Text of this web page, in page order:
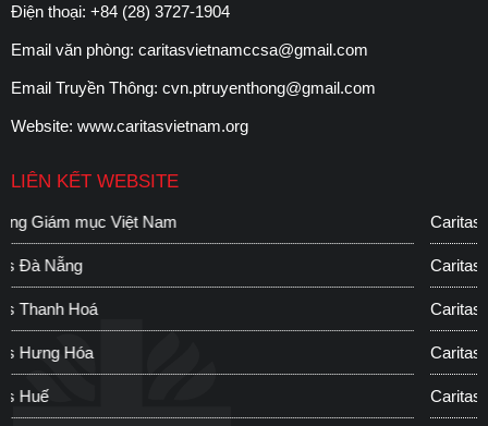
Điện thoại: +84 (28) 3727-1904
Email văn phòng: caritasvietnamccsa@gmail.com
Email Truyền Thông: cvn.ptruyenthong@gmail.com
Website: www.caritasvietnam.org
LIÊN KẾT WEBSITE
Caritas Đà Lạt
Caritas Hà Nội
Caritas Phát Diệm
Caritas Bùi chu
Caritas Hải Phòng